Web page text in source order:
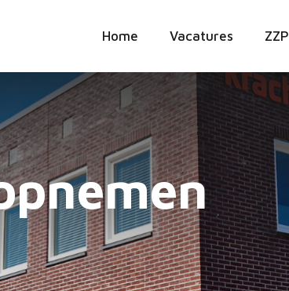
Home Vacatures ZZP